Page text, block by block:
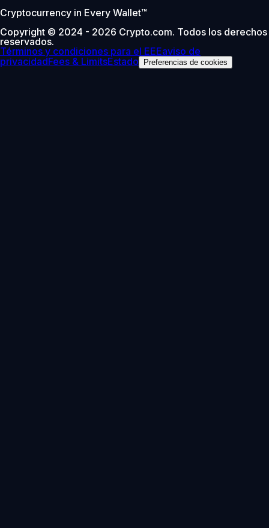
Cryptocurrency in Every Wallet™
Copyright © 2024 - 2026 Crypto.com. Todos los derechos
reservados.
Términos y condiciones para el EEEaviso de
privacidadFees & LimitsEstado Preferencias de cookies